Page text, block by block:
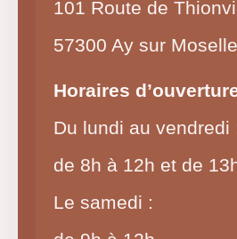
101 Route de
57300 Ay sur Moselle
Horaires
Du lundi au vendredi
de 8h à 12h et de
Le samedi :